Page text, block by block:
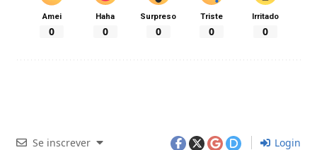
Amei
0
Haha
0
Surpreso
0
Triste
0
Irritado
0
Se inscrever Login